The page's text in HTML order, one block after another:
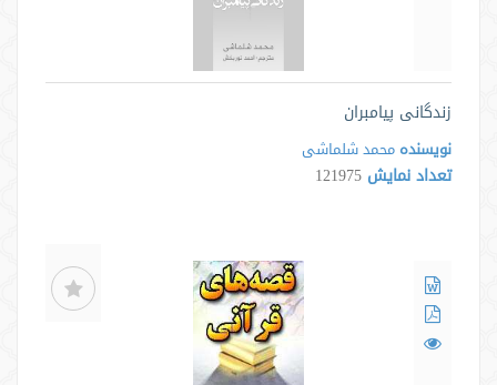
زندگانی پیامبران
نویسنده محمد شلماشی
تعداد نمایش 121975